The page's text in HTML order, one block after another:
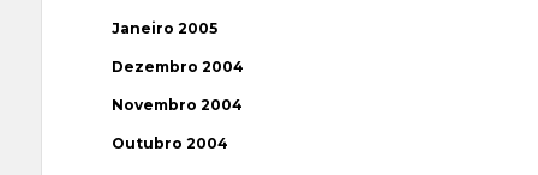
Janeiro 2005
Dezembro 2004
Novembro 2004
Outubro 2004